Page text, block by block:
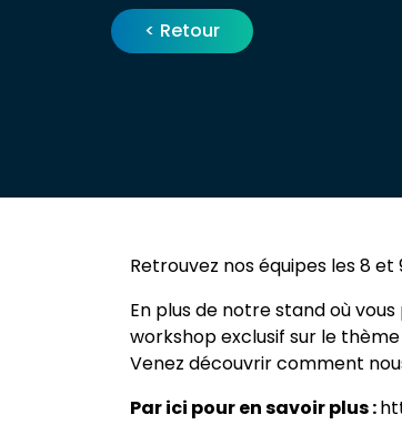
< Retour
Retrouvez nos équipes les 8
En plus de notre stand où
workshop exclusif sur le
Venez découvrir comment
Par ici pour en savoir plus :